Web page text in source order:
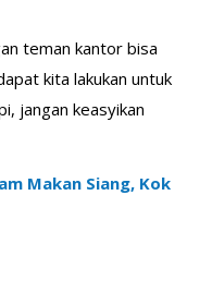
teman kantor bisa
kita lakukan untuk
jangan keasyikan
Makan Siang, Kok